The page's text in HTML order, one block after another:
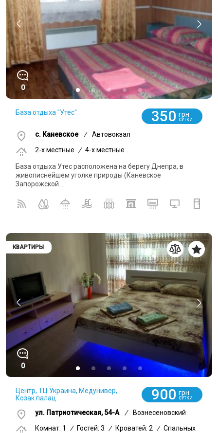
0
База отдыха "Утес" 350 грн
СУТКИ
с. Каневское /
Автовокзал
2-x местные
/ 4-x местные
База отдыха Утес расположена на берегу Днепра, в
живописнейшем уголке природы (Каневское
Запорожской...
КВАРТИРЫ
0
Центр, ТЦ Украина, Медунивер,
Козак палац
900 грн
СУТКИ
ул. Патриотическая, 54-А /
Вознесеновский
Комнат: 1
/ Гостей: 3 / Кроватей: 2 / Спальных